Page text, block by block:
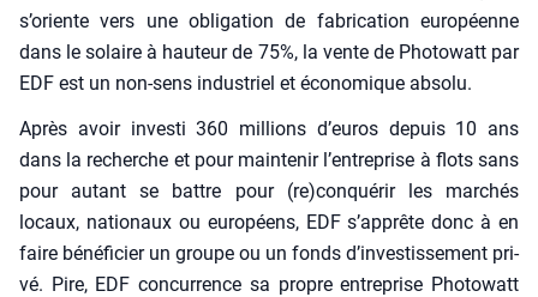
s’oriente vers une obli­ga­tion de fabri­ca­tion euro­péenne
dans le solaire à hau­teur de 75%, la vente de Pho­to­watt par
EDF est un non-sens indus­triel et éco­no­mique abso­lu.
Après avoir inves­ti 360 mil­lions d’euros depuis 10 ans
dans la recherche et pour main­te­nir l’entreprise à flots sans
pour autant se battre pour (re)conquérir les mar­chés
locaux, natio­naux ou euro­péens, EDF s’apprête donc à en
faire béné­fi­cier un groupe ou un fonds d’investissement pri­
vé. Pire, EDF concur­rence sa propre entre­prise Pho­to­watt